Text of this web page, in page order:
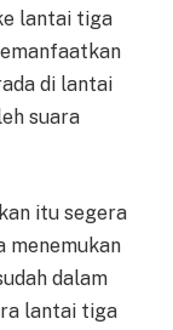
lantai tiga
di lantai
suara
itu segera
menemukan
dalam
lantai tiga